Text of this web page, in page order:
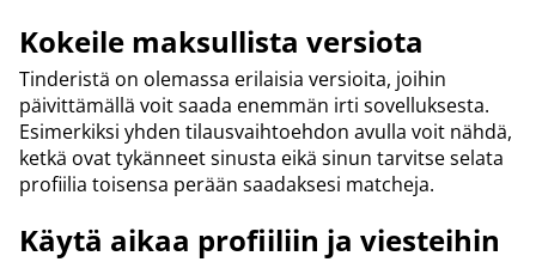
Kokeile maksullista versiota
Tinderistä on olemassa erilaisia versioita, joihin
päivittämällä voit saada enemmän irti sovelluksesta.
Esimerkiksi yhden tilausvaihtoehdon avulla voit nähdä,
ketkä ovat tykänneet sinusta eikä sinun tarvitse selata
profiilia toisensa perään saadaksesi matcheja.
Käytä aikaa profiiliin ja viesteihin